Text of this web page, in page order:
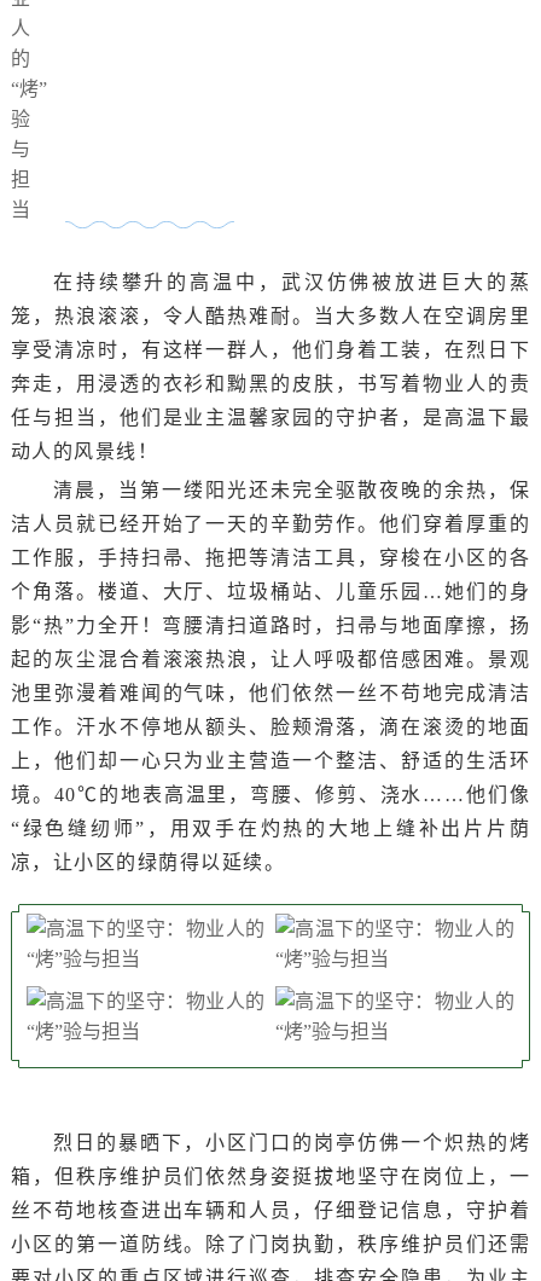
在持续攀升的高温中，武汉仿佛被放进巨大的蒸
笼，热浪滚滚，令人酷热难耐。当大多数人在空调房里
享受清凉时，有这样一群人，他们身着工装，在烈日下
奔走，用浸透的衣衫和黝黑的皮肤，书写着物业人的责
任与担当，他们是业主温馨家园的守护者，是高温下最
动人的风景线！
清晨，当第一缕阳光还未完全驱散夜晚的余热，保
洁人员就已经开始了一天的辛勤劳作。他们穿着厚重的
工作服，手持扫帚、拖把等清洁工具，穿梭在小区的各
个角落。楼道、大厅、垃圾桶站、儿童乐园…她们的身
影“热”力全开！弯腰清扫道路时，扫帚与地面摩擦，扬
起的灰尘混合着滚滚热浪，让人呼吸都倍感困难。景观
池里弥漫着难闻的气味，他们依然一丝不苟地完成清洁
工作。汗水不停地从额头、脸颊滑落，滴在滚烫的地面
上，他们却一心只为业主营造一个整洁、舒适的生活环
境。40℃的地表高温里，弯腰、修剪、浇水……他们像
“绿色缝纫师”，用双手在灼热的大地上缝补出片片荫
凉，让小区的绿荫得以延续。
烈日的暴晒下，小区门口的岗亭仿佛一个炽热的烤
箱，但秩序维护员们依然身姿挺拔地坚守在岗位上，一
丝不苟地核查进出车辆和人员，仔细登记信息，守护着
小区的第一道防线。除了门岗执勤，秩序维护员们还需